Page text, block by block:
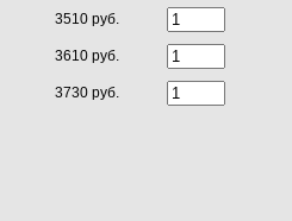
3510 руб.
3610 руб.
3730 руб.